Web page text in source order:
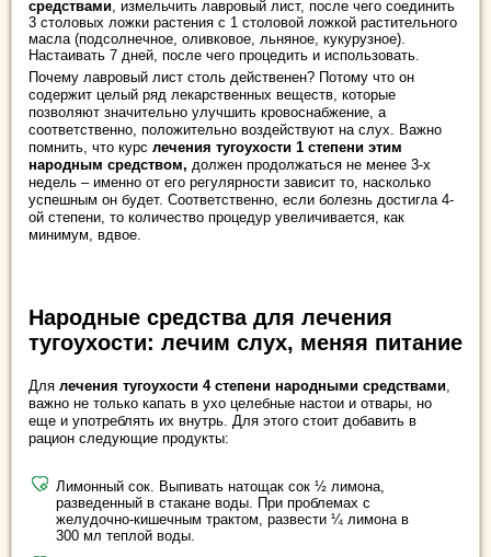
средствами, измельчить лавровый лист, после чего соединить
3 столовых ложки растения с 1 столовой ложкой растительного
масла (подсолнечное, оливковое, льняное, кукурузное).
Настаивать 7 дней, после чего процедить и использовать.
Почему лавровый лист столь действенен? Потому что он
содержит целый ряд лекарственных веществ, которые
позволяют значительно улучшить кровоснабжение, а
соответственно, положительно воздействуют на слух. Важно
помнить, что курс лечения тугоухости 1 степени этим
народным средством, должен продолжаться не менее 3-х
недель – именно от его регулярности зависит то, насколько
успешным он будет. Соответственно, если болезнь достигла 4-
ой степени, то количество процедур увеличивается, как
минимум, вдвое.
Народные средства для лечения
тугоухости: лечим слух, меняя питание
Для лечения тугоухости 4 степени народными средствами,
важно не только капать в ухо целебные настои и отвары, но
еще и употреблять их внутрь. Для этого стоит добавить в
рацион следующие продукты:
Лимонный сок. Выпивать натощак сок ½ лимона,
разведенный в стакане воды. При проблемах с
желудочно-кишечным трактом, развести ¼ лимона в
300 мл теплой воды.